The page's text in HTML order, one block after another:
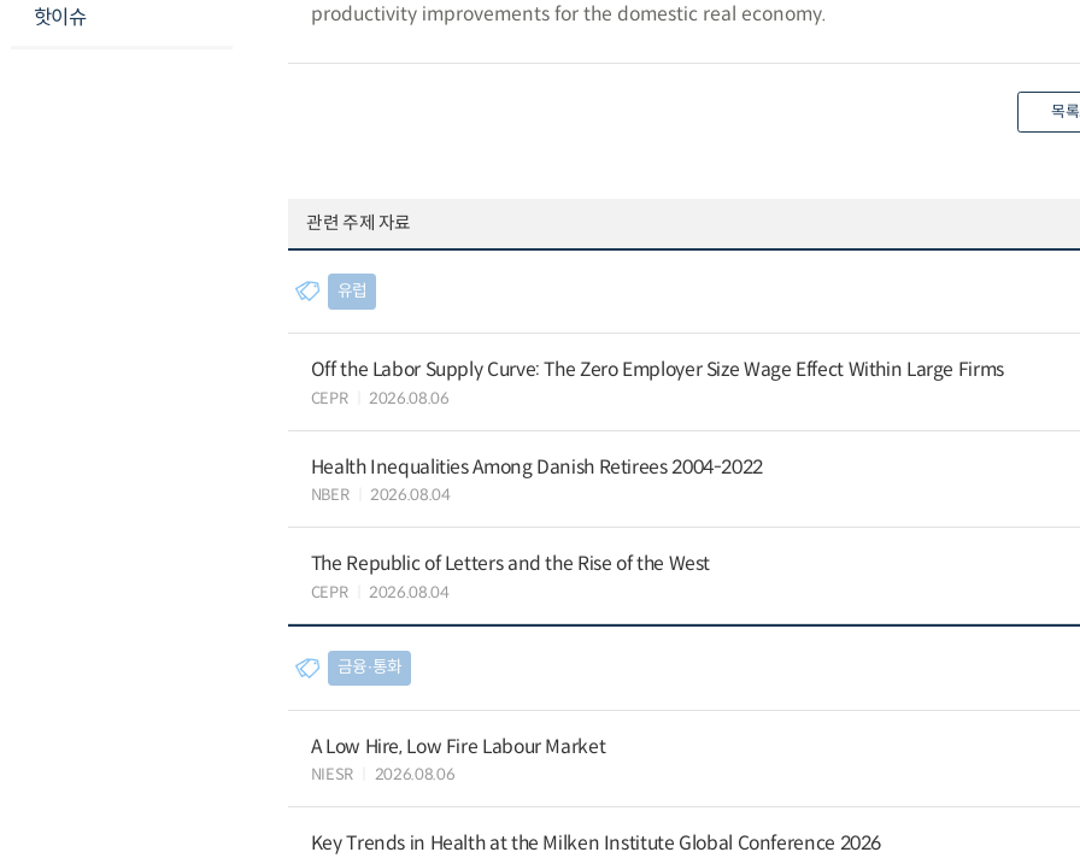
핫이슈
productivity improvements for the domestic real economy.
목
관련 주제 자료
유럽
Off the Labor Supply Curve: The Zero Employer Size Wage Effect Within Large Firms
CEPR 2026.08.06
Health Inequalities Among Danish Retirees 2004-2022
NBER 2026.08.04
The Republic of Letters and the Rise of the West
CEPR 2026.08.04
금융∙통화
A Low Hire, Low Fire Labour Market
NIESR 2026.08.06
Key Trends in Health at the Milken Institute Global Conference 2026